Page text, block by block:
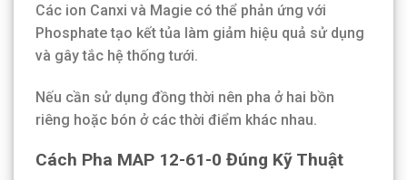
Các ion Canxi và Magie có thể phản ứng với
Phosphate tạo kết tủa làm giảm hiệu quả sử dụng
và gây tắc hệ thống tưới.
Nếu cần sử dụng đồng thời nên pha ở hai bồn
riêng hoặc bón ở các thời điểm khác nhau.
Cách Pha MAP 12-61-0 Đúng Kỹ Thuật